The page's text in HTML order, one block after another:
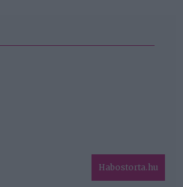
Habostorta.hu